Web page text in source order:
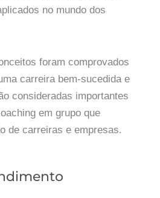
no mundo dos
foram comprovados
carreira bem-sucedida e
consideradas importantes
em grupo que
de carreiras e empresas.